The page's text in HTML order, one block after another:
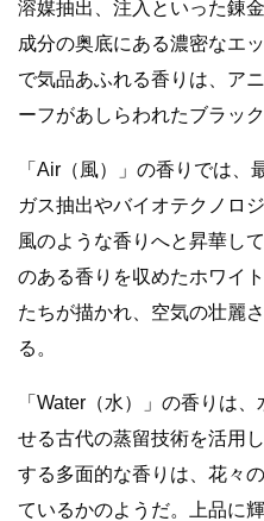
溶媒抽出、注入といった錬
成分の奥底にある濃密なエ
で気品あふれる香りは、ア
ーフがあしらわれたブラッ
「Air（風）」の香りでは、
ガス抽出やバイオテクノロ
風のような香りへと昇華し
のある香りを収めたホワイ
たちが描かれ、空気の壮麗
る。
「Water（水）」の香りは
せる古代の蒸留技術を活用
する多面的な香りは、花々
ているかのようだ。上品に